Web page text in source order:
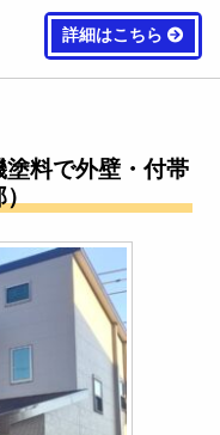
詳細はこちら
塗料で外壁・付帯